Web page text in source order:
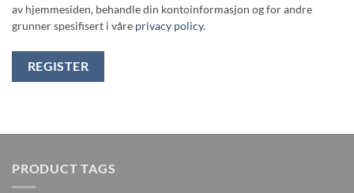
av hjemmesiden, behandle din kontoinformasjon og for andre
grunner spesifisert i våre privacy policy.
REGISTER
PRODUCT TAGS